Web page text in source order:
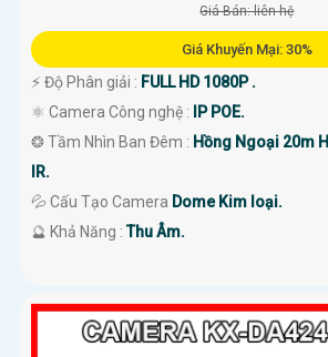
Giá Bán: liên hệ
Giá Khuyến Mại: 30%
️⚡ Độ Phân giải : FULL HD 1080P .
⚛️ Camera Công nghệ :
IP POE.
❂ Tầm Nhìn Ban Đêm : Hồng Ngoại 20m
IR.
💦 Cấu Tạo Camera Dome Kim loại.
️🔮 Khả Năng :Thu Âm.